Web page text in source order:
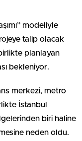
modeliyle
talip olacak
planlayan
bekleniyor.
merkezi, metro
İstanbul
biri haline
neden oldu.